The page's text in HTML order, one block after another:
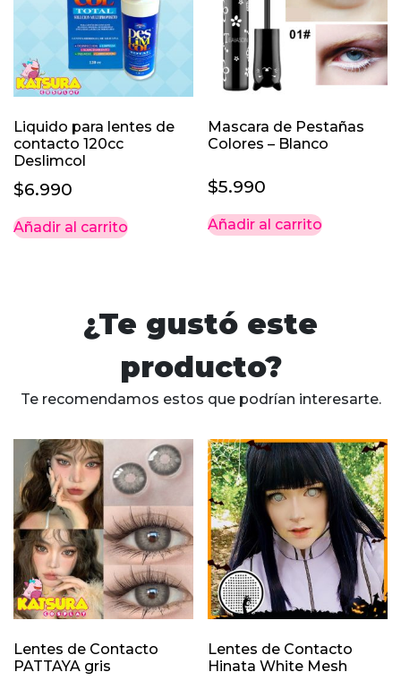
Liquido para lentes de
contacto 120cc
Deslimcol
$6.990
Añadir al carrito
Mascara de Pestañas
Colores – Blanco
$5.990
Añadir al carrito
¿Te gustó este
producto?
Te recomendamos estos que podrían interesarte.
Lentes de Contacto
PATTAYA gris
Lentes de Contacto
Hinata White Mesh